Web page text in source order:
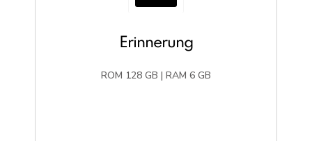
Erinnerung
ROM 128 GB | RAM 6 GB